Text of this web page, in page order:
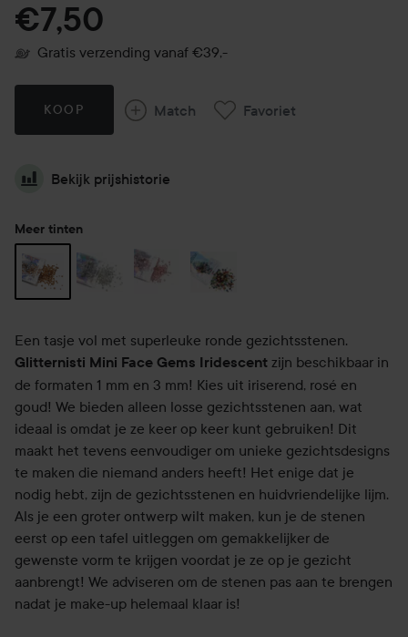
€7,50
Gratis verzending vanaf €39,-
KOOP Match Favoriet
Bekijk prijshistorie
Meer tinten
Een tasje vol met superleuke ronde gezichtsstenen.
Glitternisti Mini Face Gems Iridescent zijn beschikbaar in
de formaten 1 mm en 3 mm! Kies uit iriserend, rosé en
goud! We bieden alleen losse gezichtsstenen aan, wat
ideaal is omdat je ze keer op keer kunt gebruiken! Dit
maakt het tevens eenvoudiger om unieke gezichtsdesigns
te maken die niemand anders heeft! Het enige dat je
nodig hebt, zijn de gezichtsstenen en huidvriendelijke lijm.
Als je een groter ontwerp wilt maken, kun je de stenen
eerst op een tafel uitleggen om gemakkelijker de
gewenste vorm te krijgen voordat je ze op je gezicht
aanbrengt! We adviseren om de stenen pas aan te brengen
nadat je make-up helemaal klaar is!